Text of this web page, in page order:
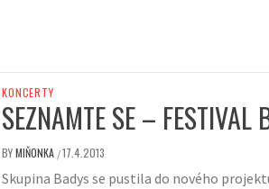
KONCERTY
SEZNAMTE SE – FESTIVAL
BYMIŇONKA /17.4.2013
Skupina Badys se pustila do nového